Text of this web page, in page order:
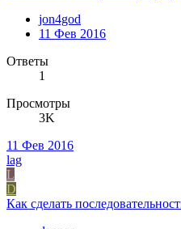
jon4god
11 Фев 2016
Ответы
1
Просмотры
3K
11 Фев 2016
lag
L
D
Как сделать